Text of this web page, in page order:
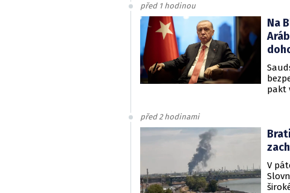
před 1 hodinou
Na
pakt
před 2 hodinami
V